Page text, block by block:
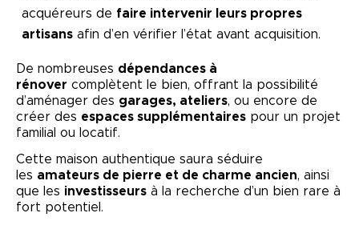
acquéreurs de faire intervenir leurs propres
artisans afin d’en vérifier l’état avant acquisition.
De nombreuses dépendances à
rénover complètent le bien, offrant la possibilité
d’aménager des garages, ateliers, ou encore de
créer des espaces supplémentaires pour un projet
familial ou locatif.
Cette maison authentique saura séduire
les amateurs de pierre et de charme ancien, ainsi
que les investisseurs à la recherche d’un bien rare à
fort potentiel.